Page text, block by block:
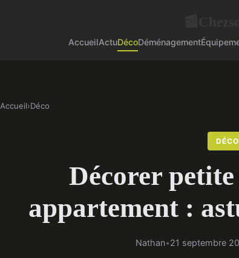
AccueilActuDécoDéménagement
Accueil›Déco
DÉCO
Décorer
appartement :
Nathan•21 septembre